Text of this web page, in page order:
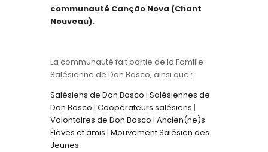
communauté Canção Nova (Chant
Nouveau).
La communauté fait partie de la Famille
Salésienne de Don Bosco, ainsi que :
Salésiens de Don Bosco | Salésiennes de
Don Bosco | Coopérateurs salésiens |
Volontaires de Don Bosco | Ancien(ne)s
Élèves et amis | Mouvement Salésien des
Jeunes